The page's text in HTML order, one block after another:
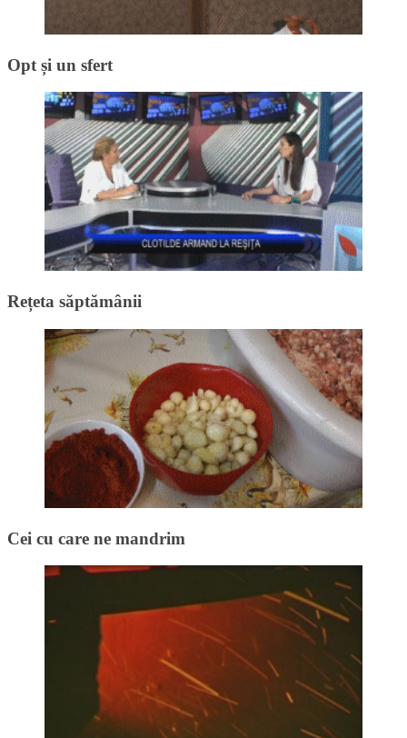
Opt și un sfert
Rețeta săptămânii
Cei cu care ne mandrim